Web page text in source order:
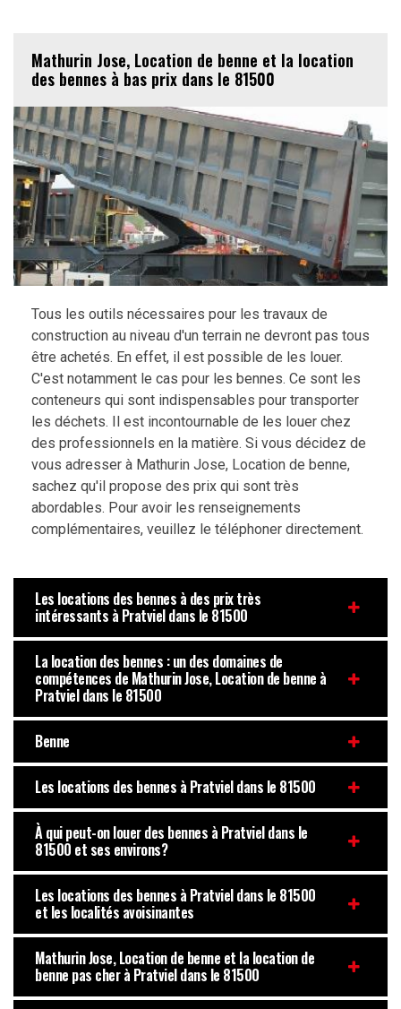
Mathurin Jose, Location de benne et la location
des bennes à bas prix dans le 81500
Tous les outils nécessaires pour les travaux de
construction au niveau d'un terrain ne devront pas tous
être achetés. En effet, il est possible de les louer.
C'est notamment le cas pour les bennes. Ce sont les
conteneurs qui sont indispensables pour transporter
les déchets. Il est incontournable de les louer chez
des professionnels en la matière. Si vous décidez de
vous adresser à Mathurin Jose, Location de benne,
sachez qu'il propose des prix qui sont très
abordables. Pour avoir les renseignements
complémentaires, veuillez le téléphoner directement.
Les locations des bennes à des prix très
intéressants à Pratviel dans le 81500
La location des bennes : un des domaines de
compétences de Mathurin Jose, Location de benne à
Pratviel dans le 81500
Benne
Les locations des bennes à Pratviel dans le 81500
À qui peut-on louer des bennes à Pratviel dans le
81500 et ses environs?
Les locations des bennes à Pratviel dans le 81500
et les localités avoisinantes
Mathurin Jose, Location de benne et la location de
benne pas cher à Pratviel dans le 81500